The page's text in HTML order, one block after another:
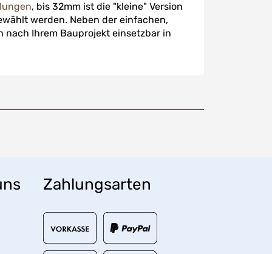
, bis 32mm ist die "kleine" Version
werden. Neben der einfachen,
Ihrem Bauprojekt einsetzbar in
Zahlungsarten